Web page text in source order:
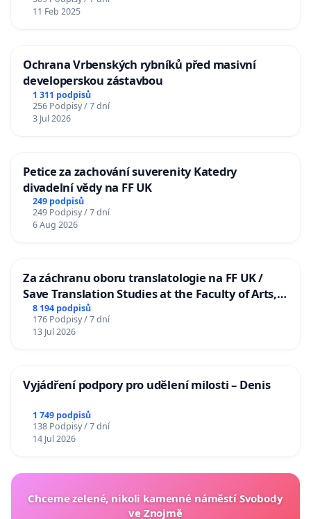
11 Feb 2025
Ochrana Vrbenských rybníků před masivní
developerskou zástavbou
1 311 podpisů
256 Podpisy / 7 dní
3 Jul 2026
Petice za zachování suverenity Katedry
divadelní vědy na FF UK
249 podpisů
249 Podpisy / 7 dní
6 Aug 2026
Za záchranu oboru translatologie na FF UK /
Save Translation Studies at the Faculty of Arts,
Charles University
8 194 podpisů
176 Podpisy / 7 dní
13 Jul 2026
Vyjádření podpory pro udělení milosti – Denis
1 749 podpisů
138 Podpisy / 7 dní
14 Jul 2026
Chceme zelené, nikoli kamenné náměstí Svobody
ve Znojmě